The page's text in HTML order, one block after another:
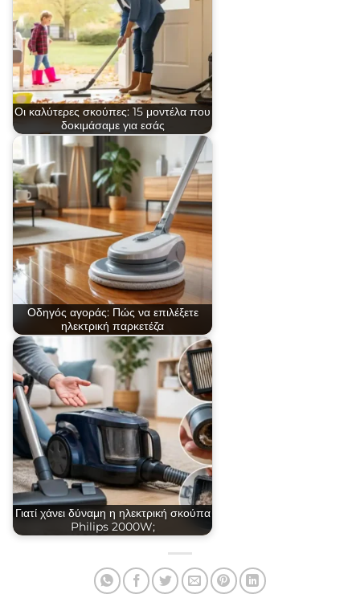
Οι καλύτερες σκούπες: 15 μοντέλα που
δοκιμάσαμε για εσάς
Οδηγός αγοράς: Πώς να επιλέξετε
ηλεκτρική παρκετέζα
Γιατί χάνει δύναμη η ηλεκτρική σκούπα
Philips 2000W;